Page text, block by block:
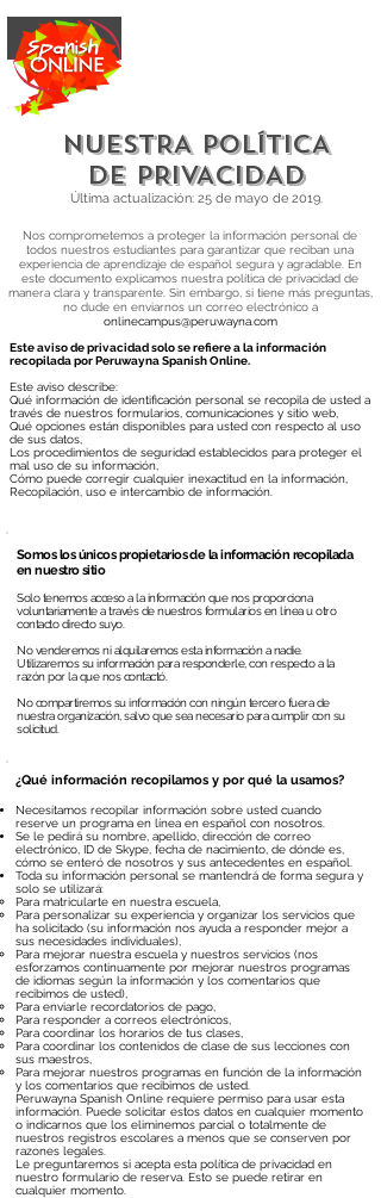
NUESTRA POLÍTICA
DE PRIVACIDAD
Última actualización: 25 de mayo de 2019.
Nos comprometemos a proteger la información personal de
todos nuestros estudiantes para garantizar que reciban una
experiencia de aprendizaje de español segura y agradable. En
este documento explicamos nuestra política de privacidad de
manera clara y transparente. Sin embargo, si tiene más preguntas,
no dude en enviarnos un correo electrónico a
onlinecampus@peruwayna.com
Este aviso de privacidad solo se refiere a la información
recopilada por Peruwayna Spanish Online.
Este aviso describe:
Qué información de identificación personal se recopila de usted a
través de nuestros formularios, comunicaciones y sitio web,
Qué opciones están disponibles para usted con respecto al uso
de sus datos,
Los procedimientos de seguridad establecidos para proteger el
mal uso de su información,
Cómo puede corregir cualquier inexactitud en la información,
Recopilación, uso e intercambio de información.
Somos los únicos propietarios de la información recopilada
en nuestro sitio
Solo tenemos acceso a la información que nos proporciona
voluntariamente a través de nuestros formularios en línea u otro
contacto directo suyo.
No venderemos ni alquilaremos esta información a nadie.
Utilizaremos su información para responderle, con respecto a la
razón por la que nos contactó.
No compartiremos su información con ningún tercero fuera de
nuestra organización, salvo que sea necesario para cumplir con su
solicitud.
¿Qué información recopilamos y por qué la usamos?
Necesitamos recopilar información sobre usted cuando
reserve un programa en línea en español con nosotros.
Se le pedirá su nombre, apellido, dirección de correo
electrónico, ID de Skype, fecha de nacimiento, de dónde es,
cómo se enteró de nosotros y sus antecedentes en español.
Toda su información personal se mantendrá de forma segura y
solo se utilizará:
Para matricularte en nuestra escuela,
Para personalizar su experiencia y organizar los servicios que
ha solicitado (su información nos ayuda a responder mejor a
sus necesidades individuales),
Para mejorar nuestra escuela y nuestros servicios (nos
esforzamos continuamente por mejorar nuestros programas
de idiomas según la información y los comentarios que
recibimos de usted),
Para enviarle recordatorios de pago,
Para responder a correos electrónicos,
Para coordinar los horarios de tus clases,
Para coordinar los contenidos de clase de sus lecciones con
sus maestros,
Para mejorar nuestros programas en función de la información
y los comentarios que recibimos de usted.
Peruwayna Spanish Online requiere permiso para usar esta
información. Puede solicitar estos datos en cualquier momento
o indicarnos que los eliminemos parcial o totalmente de
nuestros registros escolares a menos que se conserven por
razones legales.
Le preguntaremos si acepta esta política de privacidad en
nuestro formulario de reserva. Esto se puede retirar en
cualquier momento.